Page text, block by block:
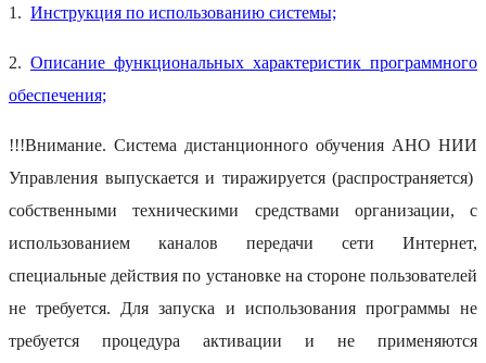
1. Инструкция по использованию системы;
2. Описание функциональных характеристик программного
обеспечения;
!!!Внимание. Система дистанционного обучения АНО НИИ
Управления выпускается и тиражируется (распространяется)
собственными техническими средствами организации, с
использованием каналов передачи сети Интернет,
специальные действия по установке на стороне пользователей
не требуется. Для запуска и использования программы не
требуется процедура активации и не применяются